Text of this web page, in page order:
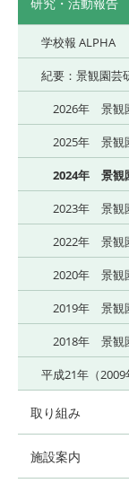
学校報 ALPHA
紀要：景観園芸
2026年 景観
2025年 景観
2024年 景観
2023年 景観
2022年 景観
2020年 景観
2019年 景観
2018年 景観
平成21年（
取り組み
施設案内